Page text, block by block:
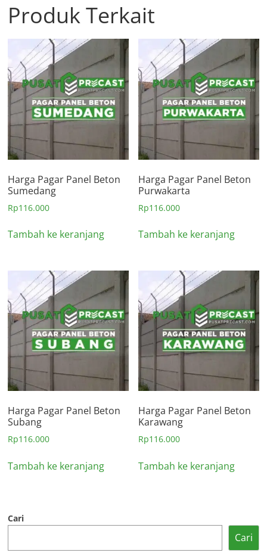
Produk Terkait
Harga Pagar Panel Beton
Sumedang
Rp116.000
Tambah ke keranjang
Harga Pagar Panel Beton
Purwakarta
Rp116.000
Tambah ke keranjang
Harga Pagar Panel Beton
Subang
Rp116.000
Tambah ke keranjang
Harga Pagar Panel Beton
Karawang
Rp116.000
Tambah ke keranjang
Cari
Cari